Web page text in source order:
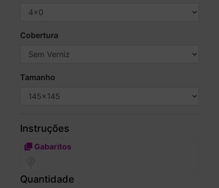
Cobertura
Tamanho
Instruções
Gabaritos
Quantidade